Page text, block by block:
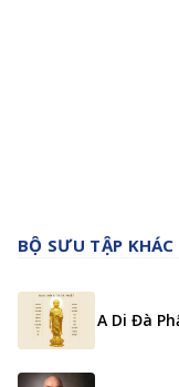
BỘ SƯU TẬP KHÁC
A Di Đà